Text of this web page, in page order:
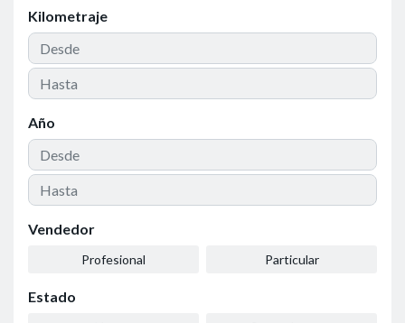
Kilometraje
Año
Vendedor
Profesional Particular
Estado